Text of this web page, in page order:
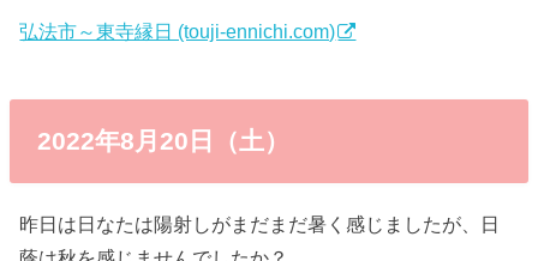
弘法市～東寺縁日 (touji-ennichi.com)
2022年8月20日（土）
昨日は日なたは陽射しがまだまだ暑く感じましたが、日